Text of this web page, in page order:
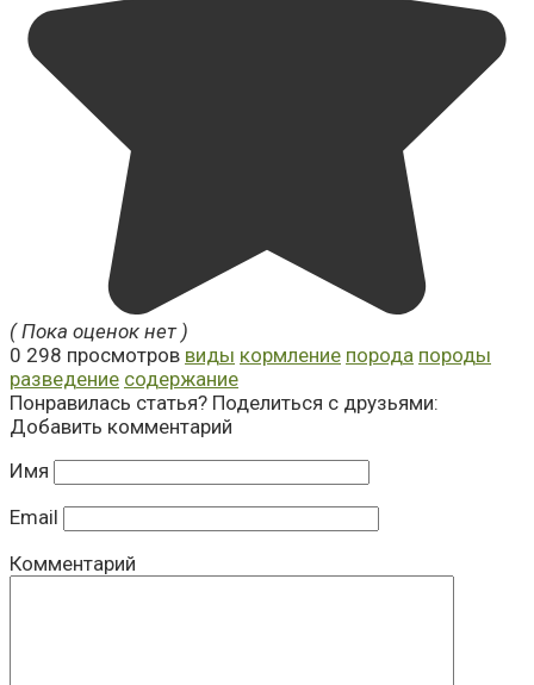
( Пока оценок нет )
0 298 просмотров виды кормление порода породы
разведение содержание
Понравилась статья? Поделиться с друзьями:
Добавить комментарий
Имя
Email
Комментарий